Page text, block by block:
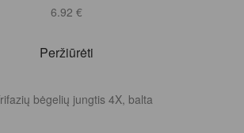
6.92 €
Peržiūrėti